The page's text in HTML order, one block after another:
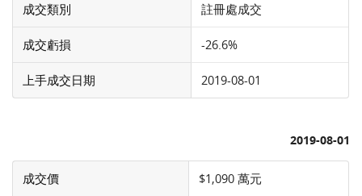
成交類別 註冊處成交
成交虧損 -26.6%
上手成交日期 2019-08-01
2019-08-01
成交價 $1,090 萬元